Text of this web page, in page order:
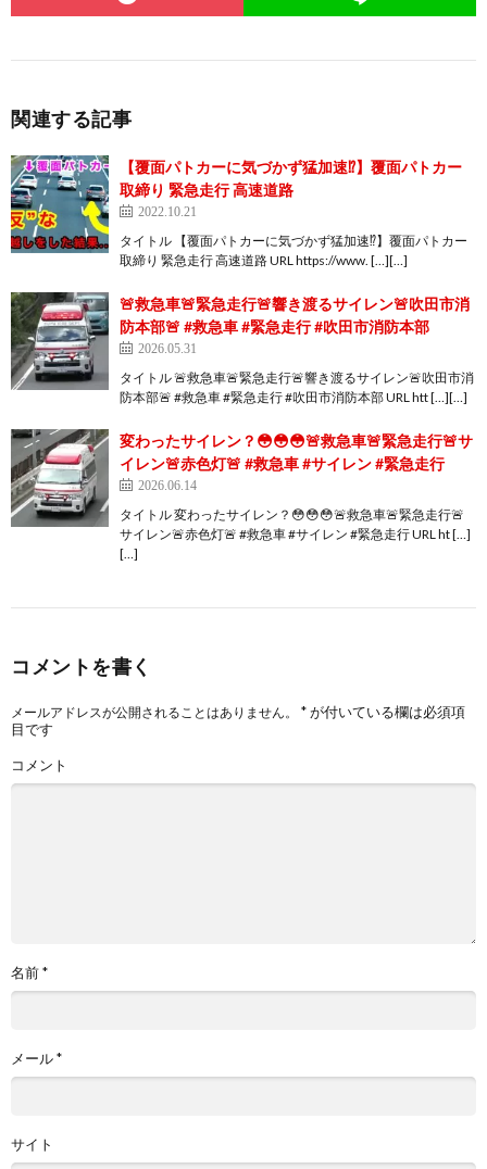
関連する記事
【覆面パトカーに気づかず猛加速⁉️】覆面パトカー
取締り 緊急走行 高速道路
2022.10.21
タイトル 【覆面パトカーに気づかず猛加速⁉️】覆面パトカー
取締り 緊急走行 高速道路 URL https://www. […][…]
🚨救急車🚨緊急走行🚨響き渡るサイレン🚨吹田市消
防本部🚨 #救急車 #緊急走行 #吹田市消防本部
2026.05.31
タイトル 🚨救急車🚨緊急走行🚨響き渡るサイレン🚨吹田市消
防本部🚨 #救急車 #緊急走行 #吹田市消防本部 URL htt […][…]
変わったサイレン？😳😳😳🚨救急車🚨緊急走行🚨サ
イレン🚨赤色灯🚨 #救急車 #サイレン #緊急走行
2026.06.14
タイトル 変わったサイレン？😳😳😳🚨救急車🚨緊急走行🚨
サイレン🚨赤色灯🚨 #救急車 #サイレン #緊急走行 URL ht […]
[…]
コメントを書く
メールアドレスが公開されることはありません。 *が付いている欄は必須項
目です
コメント
名前*
メール*
サイト